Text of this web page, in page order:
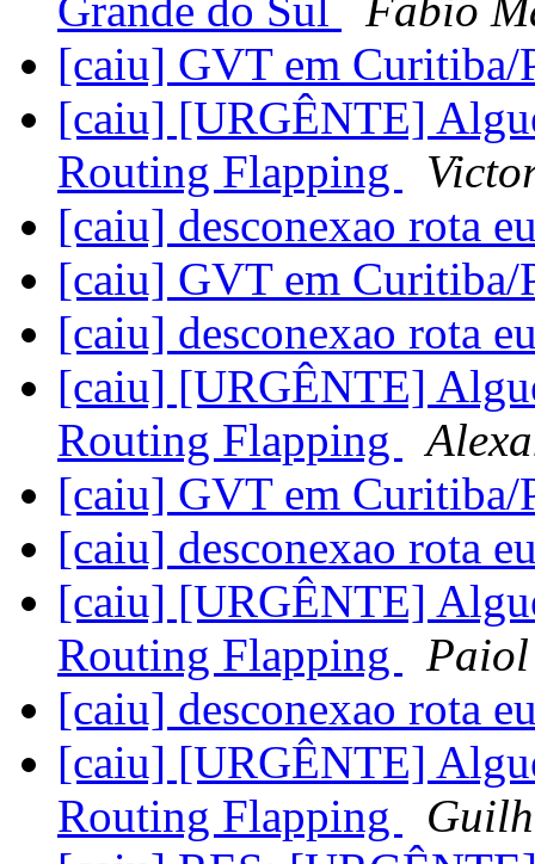
Grande do Sul
Fabio
[caiu] GVT em
[caiu] [URGÊNTE]
Routing Flapping
[caiu] desconexao rota
[caiu] GVT em
[caiu] desconexao rota
[caiu] [URGÊNTE]
Routing Flapping
[caiu] GVT em
[caiu] desconexao rota
[caiu] [URGÊNTE]
Routing Flapping
[caiu] desconexao rota
[caiu] [URGÊNTE]
Routing Flapping